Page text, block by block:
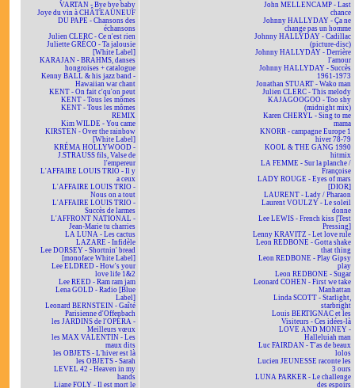
VARTAN - Bye bye baby
Joye du vin à CHÂTEAUNEUF
DU PAPE - Chansons des
échansons
Julien CLERC - Ce n'est rien
Juliette GRÉCO - Ta jalousie
[White Label]
KARAJAN - BRAHMS, danses
hongroises + catalogue
Kenny BALL & his jazz band -
Hawaiian war chant
KENT - On fait c'qu'on peut
KENT - Tous les mômes
KENT - Tous les mômes
REMIX
Kim WILDE - You came
KIRSTEN - Over the rainbow
[White Label]
KRÉMA HOLLYWOOD -
J.STRAUSS fils, Valse de
l'empereur
L'AFFAIRE LOUIS TRIO - Il y
a ceux
L'AFFAIRE LOUIS TRIO -
Nous on a tout
L'AFFAIRE LOUIS TRIO -
Succès de larmes
L'AFFRONT NATIONAL -
Jean-Marie tu charries
LA LUNA - Les cactus
LAZARE - Infidèle
Lee DORSEY - Shortnin' bread
[monoface White Label]
Lee ELDRED - How's your
love life 1&2
Lee REED - Ram ram jam
Lena GOLD - Radio [Blue
Label]
Leonard BERNSTEIN - Gaîté
Parisienne d'Offenbach
les JARDINS de l'OPÉRA -
Meilleurs vœux
les MAX VALENTIN - Les
maux dits
les OBJETS - L'hiver est là
les OBJETS - Sarah
LEVEL 42 - Heaven in my
hands
Liane FOLY - Il est mort le
John MELLENCAMP - Last
chance
Johnny HALLYDAY - Ça ne
change pas un homme
Johnny HALLYDAY - Cadillac
(picture-disc)
Johnny HALLYDAY - Derrière
l'amour
Johnny HALLYDAY - Succès
1961-1973
Jonathan STUART - Wako man
Julien CLERC - This melody
KAJAGOOGOO - Too shy
(midnight mix)
Karen CHERYL - Sing to me
mama
KNORR - campagne Europe 1
hiver 78-79
KOOL & THE GANG 1990
hitmix
LA FEMME - Sur la planche /
Françoise
LADY ROUGE - Eyes of mars
[DIOR]
LAURENT - Lady / Pharaon
Laurent VOULZY - Le soleil
donne
Lee LEWIS - French kiss [Test
Pressing]
Lenny KRAVITZ - Let love rule
Leon REDBONE - Gotta shake
that thing
Leon REDBONE - Play Gipsy
play
Leon REDBONE - Sugar
Leonard COHEN - First we take
Manhattan
Linda SCOTT - Starlight,
starbright
Louis BERTIGNAC et les
Visiteurs - Ces idées-là
LOVE AND MONEY -
Halleluiah man
Luc FAIRDAN - T'as de beaux
lolos
Lucien JEUNESSE raconte les
3 ours
LUNA PARKER - Le challenge
des espoirs